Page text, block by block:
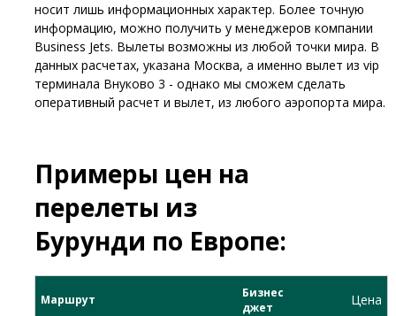
носит лишь информационных характер. Более точную
информацию, можно получить у менеджеров компании
Business Jets. Вылеты возможны из любой точки мира. В
данных расчетах, указана Москва, а именно вылет из vip
терминала Внуково 3 - однако мы сможем сделать
оперативный расчет и вылет, из любого аэропорта мира.
Примеры цен на
перелеты из
Бурунди по Европе:
Маршрут
Бизнес
джет
Цена